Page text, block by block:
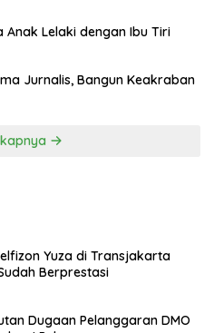
Anak Lelaki dengan Ibu Tiri
Jurnalis, Bangun Keakraban
Yuza di Transjakarta
Berprestasi
Dugaan Pelanggaran DMO